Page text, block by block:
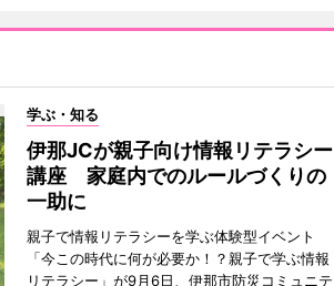
学ぶ・知る
伊那JCが親子向け情報リテラシー
講座 家庭内でのルールづくりの
一助に
親子で情報リテラシーを学ぶ体験型イベント
「今この時代に何が必要か！？親子で学ぶ情報
リテラシー」が9月6日、伊那市防災コミュニテ